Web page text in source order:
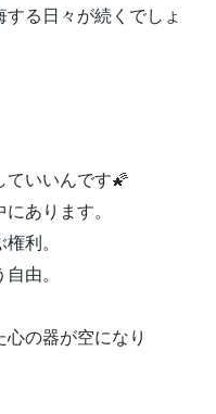
する日々が続くでしょ
いいんです🌠
あります。
利。
由。
の器が空になり